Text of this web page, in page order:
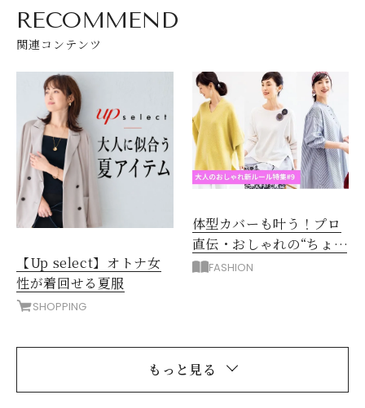
RECOMMEND
関連コンテンツ
【Up select】オトナ女
性が着回せる夏服
SHOPPING
体型カバーも叶う！プロ
直伝・おしゃれの“ちょい
技”FASHION
もっと見る